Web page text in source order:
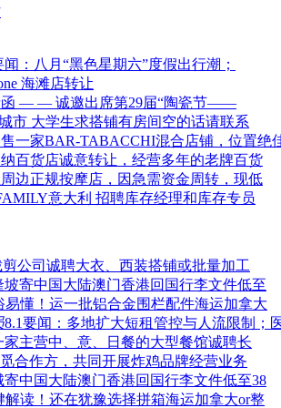
闻：八月“黑色星期六”度假出行潮；
海滩店转让
函 — — 诚邀出席第29届“陶瓷节——
市 大学生求搭铺有房间空的话请联系
一家BAR-TABACCHI混合店铺，位置绝
百货店诚意转让，经营多年的老牌百货
边正规按摩店，因急需资金周转，现低
意大利 招聘库存经理和库存专员
剪公司诚聘大衣、西装搭铺或批量加工
坡寄中国大陆澳门香港回国行李文件低至
易懂！运一批铝合金围栏配件海运加拿大
8.1要闻：多地扩大短租管控与人流限制；
家主营中、意、日餐的大型餐馆诚聘长
合作方，共同开展炸鸡品牌经营业务
寄中国大陆澳门香港回国行李文件低至38
解读！还在犹豫选择拼箱海运加拿大or整